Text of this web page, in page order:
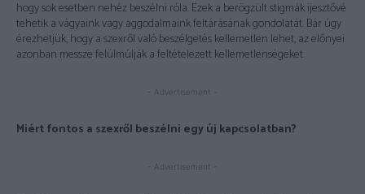
hogy sok esetben nehéz beszélni róla. Ezek a berögzült stigmák ijesztővé
tehetik a vágyaink vagy aggodalmaink feltárásának gondolatát. Bár úgy
érezhetjük, hogy a szexről való beszélgetés kellemetlen lehet, az előnyei
azonban messze felülmúlják a feltételezett kellemetlenségeket.
- Advertisement -
Miért fontos a szexről beszélni egy új kapcsolatban?
- Advertisement -